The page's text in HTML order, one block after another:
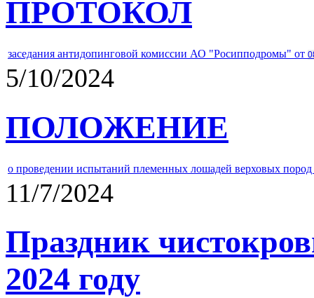
ПРОТОКОЛ
заседания антидопинговой комиссии АО "Росипподромы" от
5/10/2024
ПОЛОЖЕНИЕ
о проведении испытаний племенных лошадей верховых
11/7/2024
Праздник
2024 году